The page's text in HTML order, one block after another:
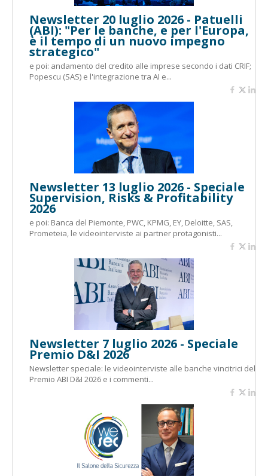
Newsletter 20 luglio 2026 - Patuelli
(ABI): "Per le banche, e per l'Europa,
è il tempo di un nuovo impegno
strategico"
e poi: andamento del credito alle imprese secondo i dati CRIF;
Popescu (SAS) e l'integrazione tra AI e...
Newsletter 13 luglio 2026 - Speciale
Supervision, Risks & Profitability
2026
e poi: Banca del Piemonte, PWC, KPMG, EY, Deloitte, SAS,
Prometeia, le videointerviste ai partner protagonisti...
Newsletter 7 luglio 2026 - Speciale
Premio D&I 2026
Newsletter speciale: le videointerviste alle banche vincitrici del
Premio ABI D&I 2026 e i commenti...